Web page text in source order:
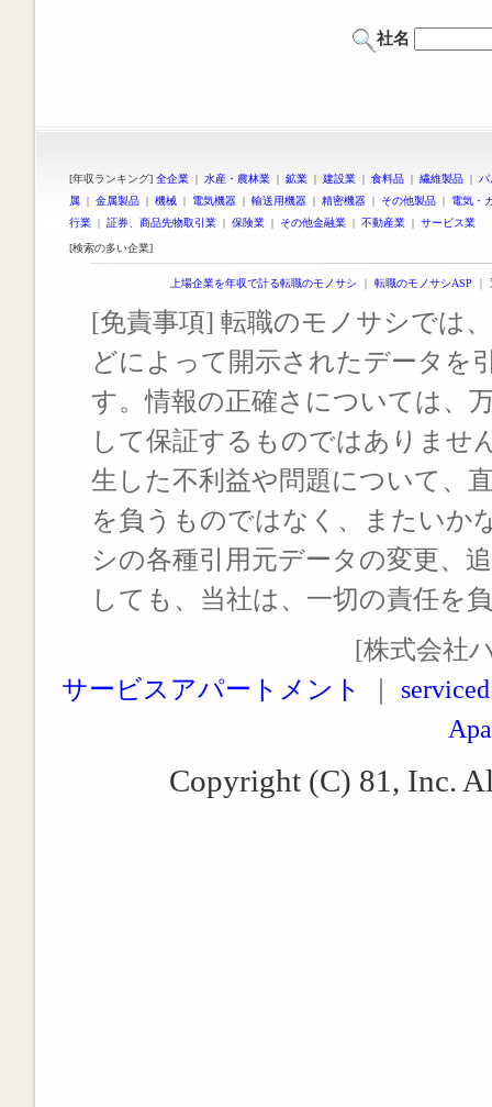
社名
[年収ランキング] 全企業 | 水産・農林業 | 鉱業 | 建設業 | 食料品 | 繊維製品 |
属 | 金属製品 | 機械 | 電気機器 | 輸送用機器 | 精密機器 | その他製品 | 電気・
行業 | 証券、商品先物取引業 | 保険業 | その他金融業 | 不動産業 | サービス業
[検索の多い企業]
上場企業を年収で計る転職のモノサシ ｜ 転職のモノサシASP ｜
[免責事項] 転職のモノサシでは
どによって開示されたデータを
す。情報の正確さについては、
して保証するものではありませ
生した不利益や問題について、
を負うものではなく、またいか
シの各種引用元データの変更、
しても、当社は、一切の責任を
[株式会社
サービスアパートメント
Copyright (C) 81, Inc.